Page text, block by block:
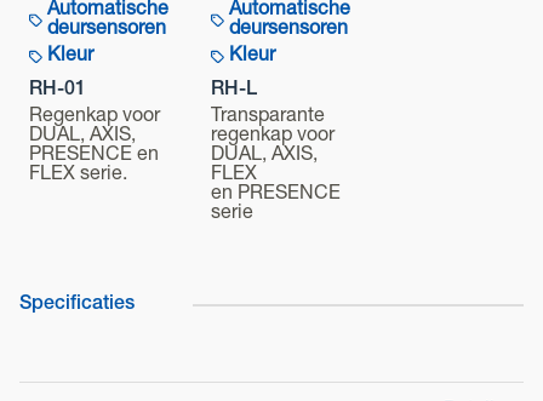
Automatische
deursensoren
Kleur
RH-01
Regenkap voor
DUAL, AXIS,
PRESENCE en
FLEX serie.
Automatische
deursensoren
Kleur
RH-L
Transparante
regenkap voor
DUAL, AXIS,
FLEX
en PRESENCE
serie
Specificaties